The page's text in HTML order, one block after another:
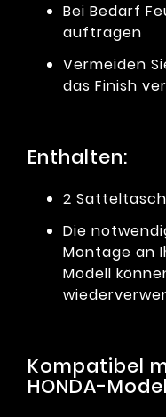
Bei Bedarf
auftragen
Vermeiden
das Finish
Enthalten:
2
Die
Montage an
Modell
Kompatibel
HONDA-